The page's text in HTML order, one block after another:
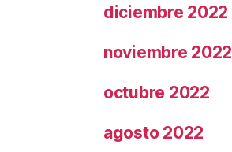
diciembre 2022
noviembre 2022
octubre 2022
agosto 2022